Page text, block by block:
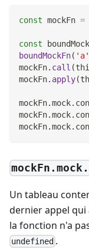
const mockFn =
const
boundMockFn( 'a'
mockFn. call (
mockFn. apply(
mockFn.mock.
mockFn.mock.
mockFn.mock.
Un tableau
dernier appel qui
la fonction n'a
undefined .